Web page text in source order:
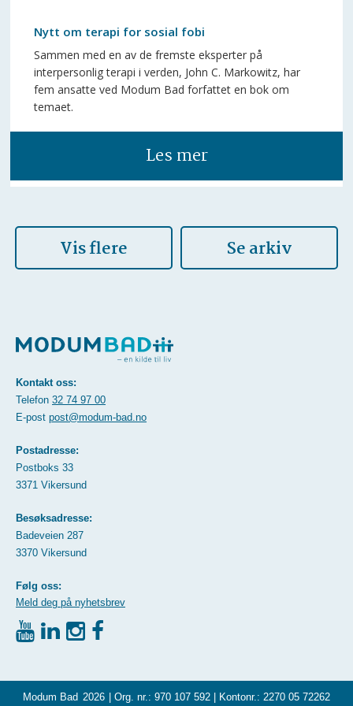
Nytt om terapi for sosial fobi
Sammen med en av de fremste eksperter på
interpersonlig terapi i verden, John C. Markowitz, har
fem ansatte ved Modum Bad forfattet en bok om
temaet.
Les mer
Vis flere Se arkiv
Kontakt oss:
Telefon 32 74 97 00
E-post post@modum-bad.no
Postadresse:
Postboks 33
3371 Vikersund
Besøksadresse:
Badeveien 287
3370 Vikersund
Følg oss:
Meld deg på nyhetsbrev
Modum Bad 2026 | Org. nr.: 970 107 592 | Kontonr.: 2270 05 72262